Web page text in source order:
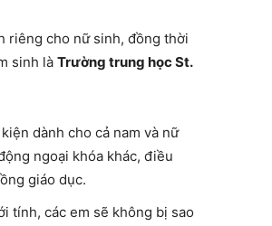
riêng cho nữ sinh, đồng thời
sinh là Trường trung học St.
dành cho cả nam và nữ
ngoại khóa khác, điều
giáo dục.
tính, các em sẽ không bị sao